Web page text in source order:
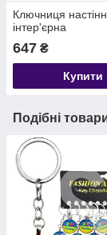
Ключниця
інтер'єрна
647 ₴
Купити
Подібні